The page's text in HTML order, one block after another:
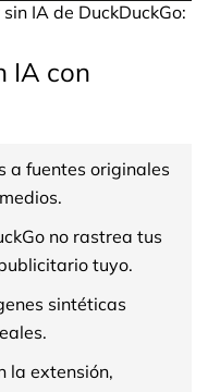
IA de DuckDuckGo:
IA con
a fuentes originales
no rastrea tus
tuyo.
sintéticas
la extensión,